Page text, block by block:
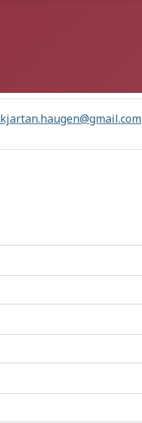
kjartan.haugen@gmail.com